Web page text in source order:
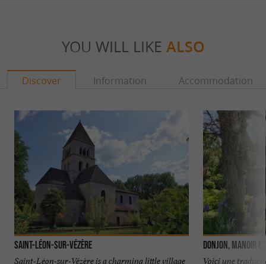
YOU WILL LIKE ALSO
Discover Information Accommodation
Saint-Léon-sur-Vézère
Saint-Léon-sur-Vézère is a charming little village
Donjon, Manoir
Voici une